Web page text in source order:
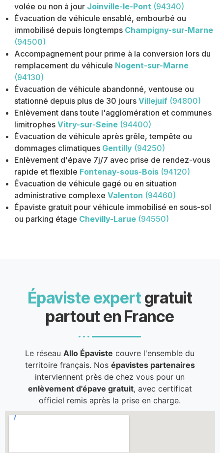
volée ou non à jour Joinville-le-Pont (94340)
Évacuation de véhicule ensablé, embourbé ou
immobilisé depuis longtemps Champigny-sur-Marne
(94500)
Accompagnement pour prime à la conversion lors du
remplacement du véhicule Nogent-sur-Marne
(94130)
Évacuation de véhicule abandonné, ventouse ou
stationné depuis plus de 30 jours Villejuif (94800)
Enlèvement dans toute l'agglomération et communes
limitrophes Vitry-sur-Seine (94400)
Évacuation de véhicule après grêle, tempête ou
dommages climatiques Gentilly (94250)
Enlèvement d'épave 7j/7 avec prise de rendez-vous
rapide et flexible Fontenay-sous-Bois (94120)
Évacuation de véhicule gagé ou en situation
administrative complexe Valenton (94460)
Épaviste gratuit pour véhicule immobilisé en sous-sol
ou parking étage Chevilly-Larue (94550)
Épaviste expert gratuit
partout en France
Le réseauAllo Épaviste couvre l'ensemble du
territoire français. Nos épavistes partenaires
interviennent près de chez vous pour un
enlèvement d'épave gratuit, avec certificat
officiel remis après la prise en charge.